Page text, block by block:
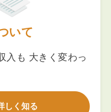
いて
入も 大きく変わっ
しく知る